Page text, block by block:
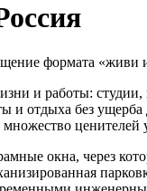
формата «живи
и работы:
и отдыха без
ценителей
окна, через